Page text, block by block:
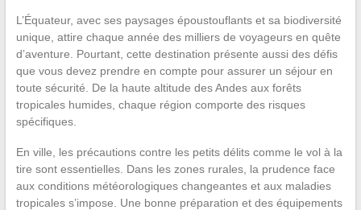
L’Équateur, avec ses paysages époustouflants et sa biodiversité
unique, attire chaque année des milliers de voyageurs en quête
d’aventure. Pourtant, cette destination présente aussi des défis
que vous devez prendre en compte pour assurer un séjour en
toute sécurité. De la haute altitude des Andes aux forêts
tropicales humides, chaque région comporte des risques
spécifiques.
En ville, les précautions contre les petits délits comme le vol à la
tire sont essentielles. Dans les zones rurales, la prudence face
aux conditions météorologiques changeantes et aux maladies
tropicales s’impose. Une bonne préparation et des équipements